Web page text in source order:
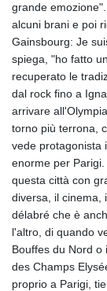
grande
alcuni brani e poi
Gainsbourg: Je
spiega, "ho fatto
recuperato le
dal rock fino a
arrivare
torno più terrona,
vede protagonista
enorme per
questa città con
diversa, il cinema,
délabré che è
l'altro, di quando
Bouffes du Nord o
des Champs
proprio a Parigi,